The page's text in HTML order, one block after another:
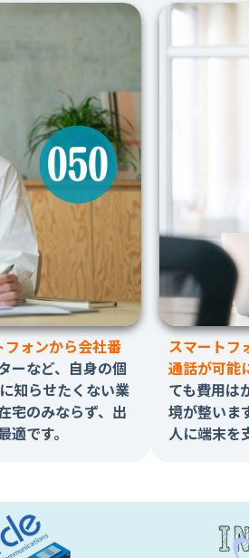
フォンから会社番
ーなど、自身の個
知らせたくない業
宅のみならず、出
です。
スマートフ
通話が可能
ても費用は
境が整いま
人に端末を